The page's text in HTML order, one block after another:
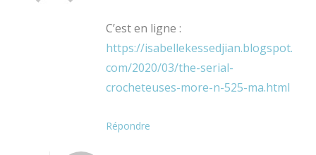
C’est en ligne :
https://isabellekessedjian.blogspot.
com/2020/03/the-serial-
crocheteuses-more-n-525-ma.html
Répondre